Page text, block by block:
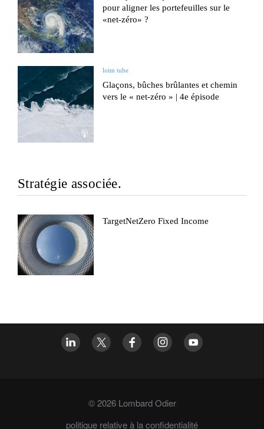
pour aligner les portefeuilles sur le
«net-zéro» ?
loim tube
Glaçons, bûches brûlantes et chemin
vers le « net-zéro » | 4e épisode
Stratégie associée.
TargetNetZero Fixed Income
© 2026 Lombard Odier
politique relative à la confidentialité